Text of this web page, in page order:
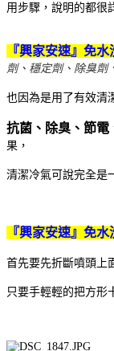
用步驟，說明的都很
『興家安速』免
劑、穩定劑、除臭劑
也因為是用了有效清
抗菌、除臭、節電
果，
清潔冷氣可說完全是
『興家安速』免
首先要先折斷噴頭上
只要手輕輕的把方形